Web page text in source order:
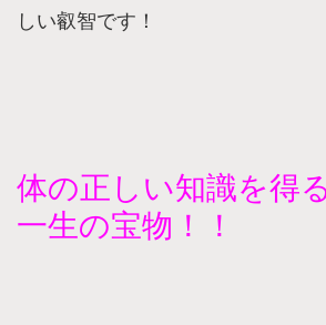
しい叡智です！
体の正しい知識を得
一生の宝物！！